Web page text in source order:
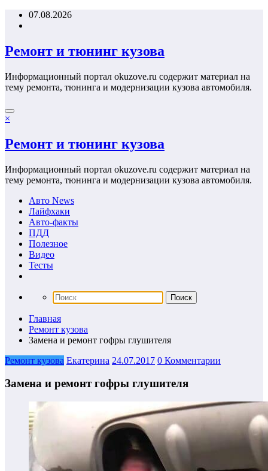
Перейти07.08.2026
Ремонт и тюнинг кузова
Информационный портал okuzove.ru содержит материал на
тему ремонта, тюнинга и модернизации кузова автомобиля.
×
Ремонт и тюнинг кузова
Информационный портал okuzove.ru содержит материал на
тему ремонта, тюнинга и модернизации кузова автомобиля.
Авто News
Лайфхаки
Авто-факты
ПДД
Полезное
Видео
Тесты
Главная
Ремонт кузова
Замена и ремонт гофры глушителя
Ремонт кузова Екатерина 24.07.2017 0 Комментарии
Замена и ремонт гофры глушителя